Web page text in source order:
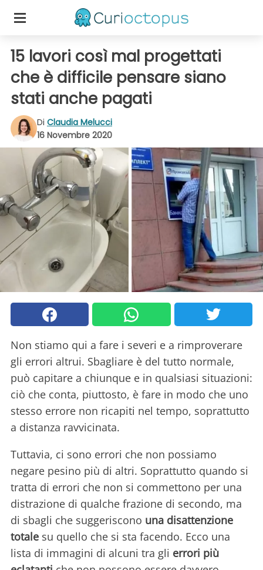
15 lavori così mal progettati
che è difficile pensare siano
stati anche pagati
Di Claudia Melucci
16 Novembre 2020
Non stiamo qui a fare i severi e a rimproverare
gli errori altrui. Sbagliare è del tutto normale,
può capitare a chiunque e in qualsiasi situazioni:
ciò che conta, piuttosto, è fare in modo che uno
stesso errore non ricapiti nel tempo, soprattutto
a distanza ravvicinata.
Tuttavia, ci sono errori che non possiamo
negare pesino più di altri. Soprattutto quando si
tratta di errori che non si commettono per una
distrazione di qualche frazione di secondo, ma
di sbagli che suggeriscono una disattenzione
totale su quello che si sta facendo. Ecco una
lista di immagini di alcuni tra gli errori più